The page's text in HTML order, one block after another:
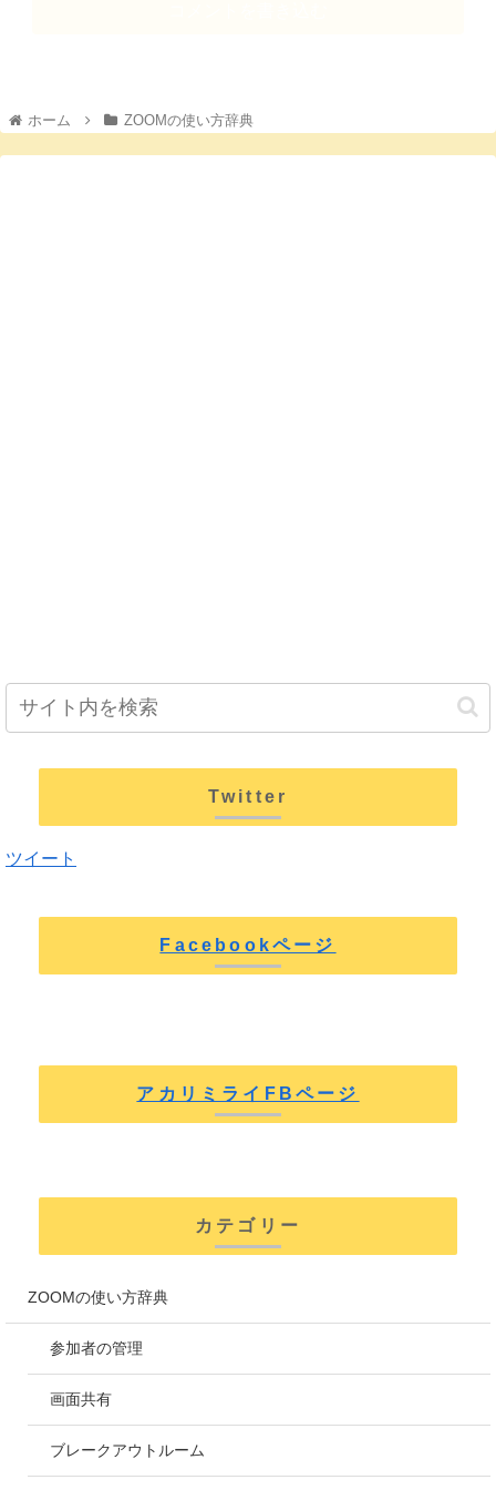
ホーム ZOOMの使い方辞典
Twitter
ツイート
Facebookページ
アカリミライFBページ
カテゴリー
ZOOMの使い方辞典
参加者の管理
画面共有
ブレークアウトルーム